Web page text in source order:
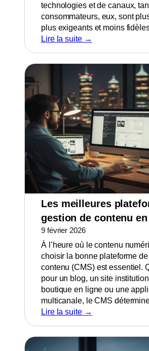
technologies et de canaux,
consommateurs, eux, sont
plus exigeants et moins
Lire la suite →
Les meilleures
gestion de contenu en
9 février 2026
À l’heure où le contenu
choisir la bonne plateforme
contenu (CMS) est essentiel.
pour un blog, un site
boutique en ligne ou une
multicanale, le CMS
Lire la suite →